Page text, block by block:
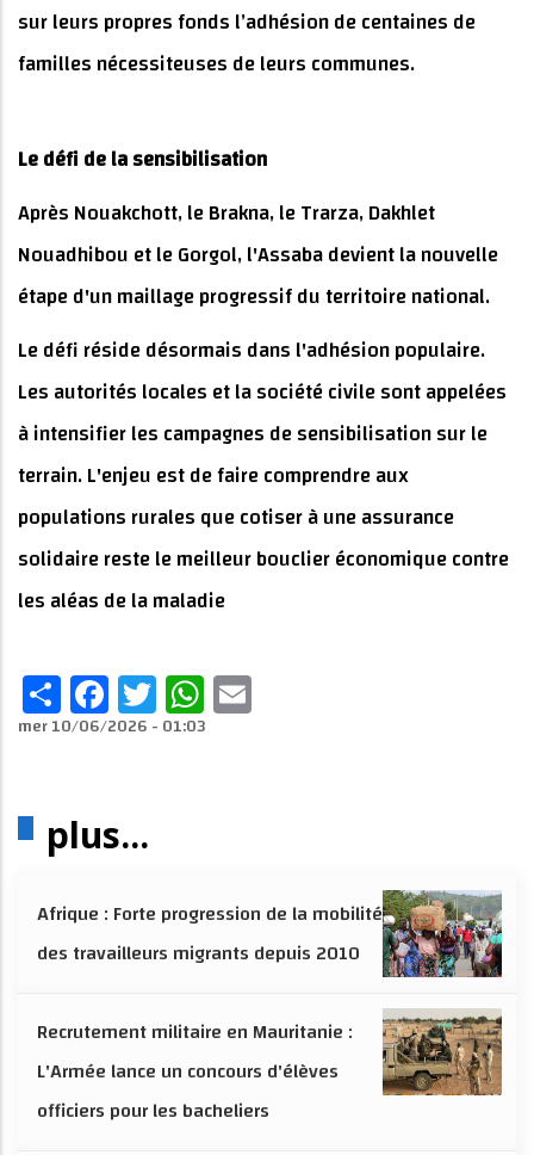
sur leurs propres fonds l’adhésion de centaines de
familles nécessiteuses de leurs communes.
Le défi de la sensibilisation
Après Nouakchott, le Brakna, le Trarza, Dakhlet
Nouadhibou et le Gorgol, l'Assaba devient la nouvelle
étape d'un maillage progressif du territoire national.
Le défi réside désormais dans l'adhésion populaire.
Les autorités locales et la société civile sont appelées
à intensifier les campagnes de sensibilisation sur le
terrain. L'enjeu est de faire comprendre aux
populations rurales que cotiser à une assurance
solidaire reste le meilleur bouclier économique contre
les aléas de la maladie
ShareFacebook
TwitterWhatsApp
mer 10/06/2026 - 01:03
plus...
Afrique : Forte progression de la mobilité
des travailleurs migrants depuis 2010
Recrutement militaire en Mauritanie :
L'Armée lance un concours d'élèves
officiers pour les bacheliers